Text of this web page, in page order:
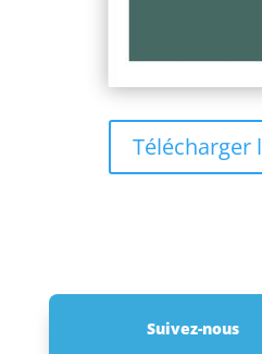
Télécharger
Suivez-nous